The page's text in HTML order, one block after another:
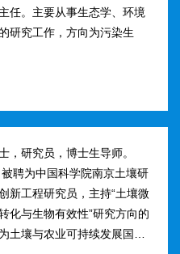
任。主要从事生态学、环境
研究工作，方向为污染生
，研究员，博士生导师。
聘为中国科学院南京土壤研
新工程研究员，主持“土壤微
化与生物有效性”研究方向的
土壤与农业可持续发展国家